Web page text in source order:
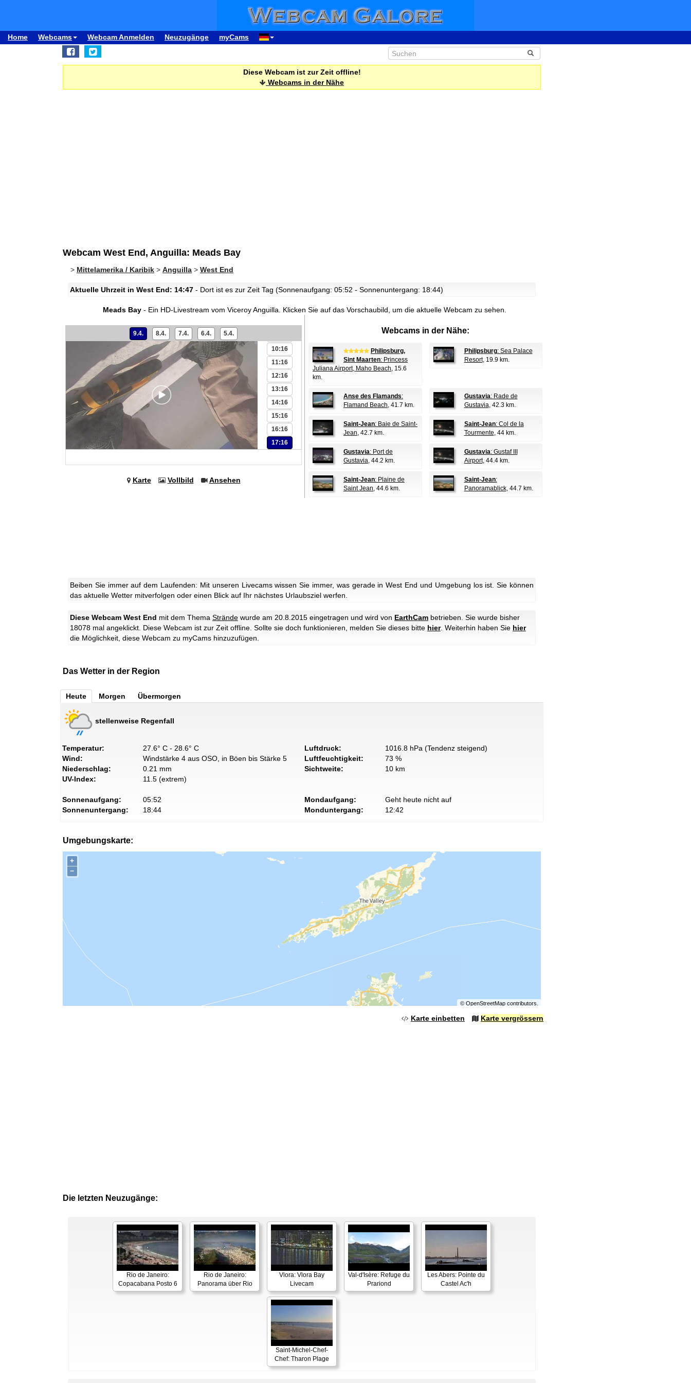
Home Webcams Webcam Anmelden Neuzugänge myCams
Diese Webcam ist zur Zeit offline!
Webcams in der Nähe
Webcam West End, Anguilla: Meads Bay
> Mittelamerika / Karibik > Anguilla > West End
Aktuelle Uhrzeit in West End: 14:47 - Dort ist es zur Zeit Tag (Sonnenaufgang: 05:52 - Sonnenuntergang: 18:44)
Meads Bay- Ein HD-Livestream vom Viceroy Anguilla. Klicken Sie auf das Vorschaubild, um die aktuelle Webcam zu sehen.
9.4. 8.4. 7.4. 6.4. 5.4.
06:16
07:16
10:16
11:16
12:16
13:16
14:16
15:16
16:16
17:16
Karte Vollbild Ansehen
Webcams in der Nähe:
Philipsburg,
Sint Maarten: Princess
Juliana Airport, Maho Beach, 15.6
km.
Philipsburg: Sea Palace
Resort, 19.9 km.
Anse des Flamands:
Flamand Beach, 41.7 km.
Gustavia: Rade de
Gustavia, 42.3 km.
Saint-Jean: Baie de Saint-
Jean, 42.7 km.
Saint-Jean: Col de la
Tourmente, 44 km.
Gustavia: Port de
Gustavia, 44.2 km.
Gustavia: Gustaf III
Airport, 44.4 km.
Saint-Jean: Plaine de
Saint Jean, 44.6 km.
Saint-Jean:
Panoramablick, 44.7 km.
Beiben Sie immer auf dem Laufenden: Mit unseren Livecams wissen Sie immer, was gerade in West End und Umgebung los ist. Sie können
das aktuelle Wetter mitverfolgen oder einen Blick auf Ihr nächstes Urlaubsziel werfen.
Diese Webcam West End mit dem Thema Strände wurde am 20.8.2015 eingetragen und wird von EarthCam betrieben. Sie wurde bisher
18078 mal angeklickt. Diese Webcam ist zur Zeit offline. Sollte sie doch funktionieren, melden Sie dieses bitte hier. Weiterhin haben Sie hier
die Möglichkeit, diese Webcam zu myCams hinzuzufügen.
Das Wetter in der Region
Heute Morgen Übermorgen
stellenweise Regenfall
Temperatur:
27.6° C - 28.6° C
Wind:
Windstärke 4 aus OSO, in Böen bis Stärke 5
Niederschlag:
0.21 mm
UV-Index:
11.5 (extrem)
Luftdruck:
1016.8 hPa (Tendenz steigend)
Luftfeuchtigkeit:
73 %
Sichtweite:
10 km
Sonnenaufgang:
05:52
Sonnenuntergang:
18:44
Mondaufgang:
Geht heute nicht auf
Monduntergang:
12:42
Umgebungskarte:
+
−
© OpenStreetMapcontributors.
Karte einbetten Karte vergrössern
Die letzten Neuzugänge:
Rio de Janeiro:
Copacabana Posto 6
Rio de Janeiro:
Panorama über Rio
Vlora: Vlora Bay
Livecam
Val-d'Isère: Refuge du
Prariond
Les Abers: Pointe du
Castel Ac'h
Saint-Michel-Chef-
Chef: Tharon Plage